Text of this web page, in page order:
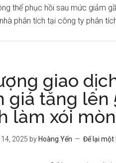
thể phục hồi sau mức giảm
phân tích tại công ty phân
giao
giá tăng lên
làm xói
2025 by Hoàng Yến Để lại một